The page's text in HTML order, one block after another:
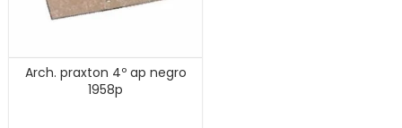
Arch. praxton 4º ap negro
1958p